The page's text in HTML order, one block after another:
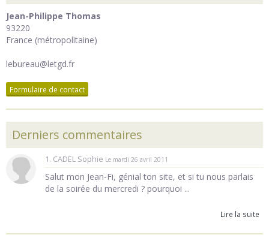
Jean-Philippe Thomas
93220
France (métropolitaine)
lebureau@letgd.fr
Formulaire de contact
Derniers commentaires
1. CADEL Sophie Le mardi 26 avril 2011
Salut mon Jean-Fi, génial ton site, et si tu nous parlais
de la soirée du mercredi ? pourquoi ...
Lire la suite